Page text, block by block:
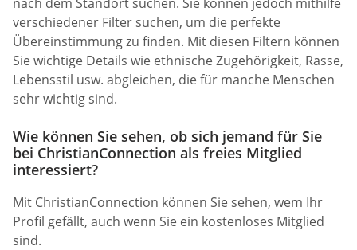
verschiedener Filter suchen, um die perfekte
Übereinstimmung zu finden. Mit diesen Filtern können
Sie wichtige Details wie ethnische Zugehörigkeit, Rasse,
Lebensstil usw. abgleichen, die für manche Menschen
sehr wichtig sind.
Wie können Sie sehen, ob sich jemand für Sie
bei ChristianConnection als freies Mitglied
interessiert?
Mit ChristianConnection können Sie sehen, wem Ihr
Profil gefällt, auch wenn Sie ein kostenloses Mitglied
sind.